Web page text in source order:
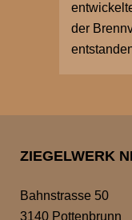
der
ZIEGELWERK
Bahnstrasse 50
3140 Pottenbrunn